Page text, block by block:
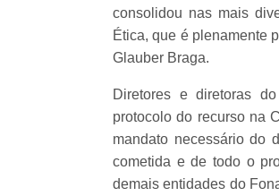
consolidou nas mais
Ética, que é plenamente
Glauber Braga.
Diretores e diretoras
protocolo do recurso na
mandato necessário do
cometida e de todo o
demais entidades do